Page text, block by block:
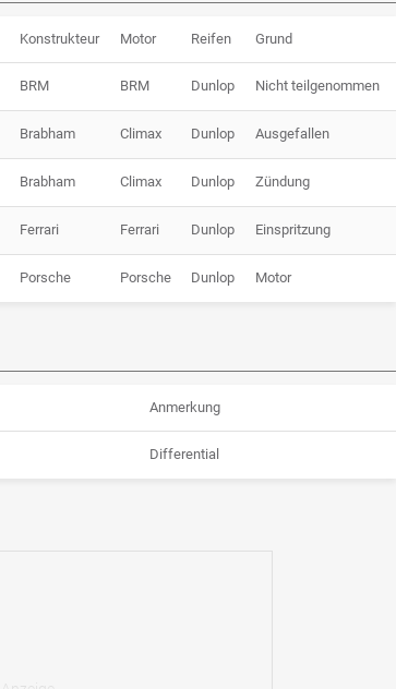
Konstrukteur Motor Reifen Grund
BRM BRM Dunlop Nicht teilgenommen
Brabham Climax Dunlop Ausgefallen
Brabham Climax Dunlop Zündung
Ferrari Ferrari Dunlop Einspritzung
Porsche Porsche Dunlop Motor
Anmerkung
Differential